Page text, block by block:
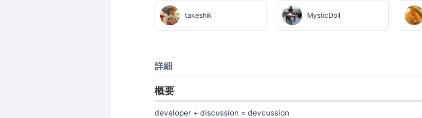
takeshik MysticDoll
詳細
概要
developer + discussion = devcussion